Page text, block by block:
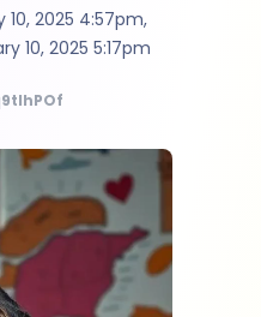
10, 2025 4:57pm,
10, 2025 5:17pm